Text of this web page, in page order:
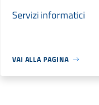
Servizi informatici
VAI ALLA PAGINA